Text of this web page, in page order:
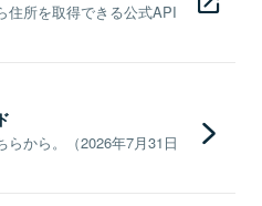
住所を取得できる公式API
から。（2026年7月31日